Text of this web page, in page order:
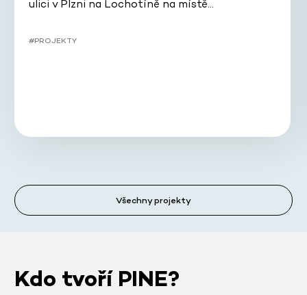
ulici v Plzni na Lochotíně na místě…
#PROJEKTY
Všechny projekty
Kdo tvoří PINE?